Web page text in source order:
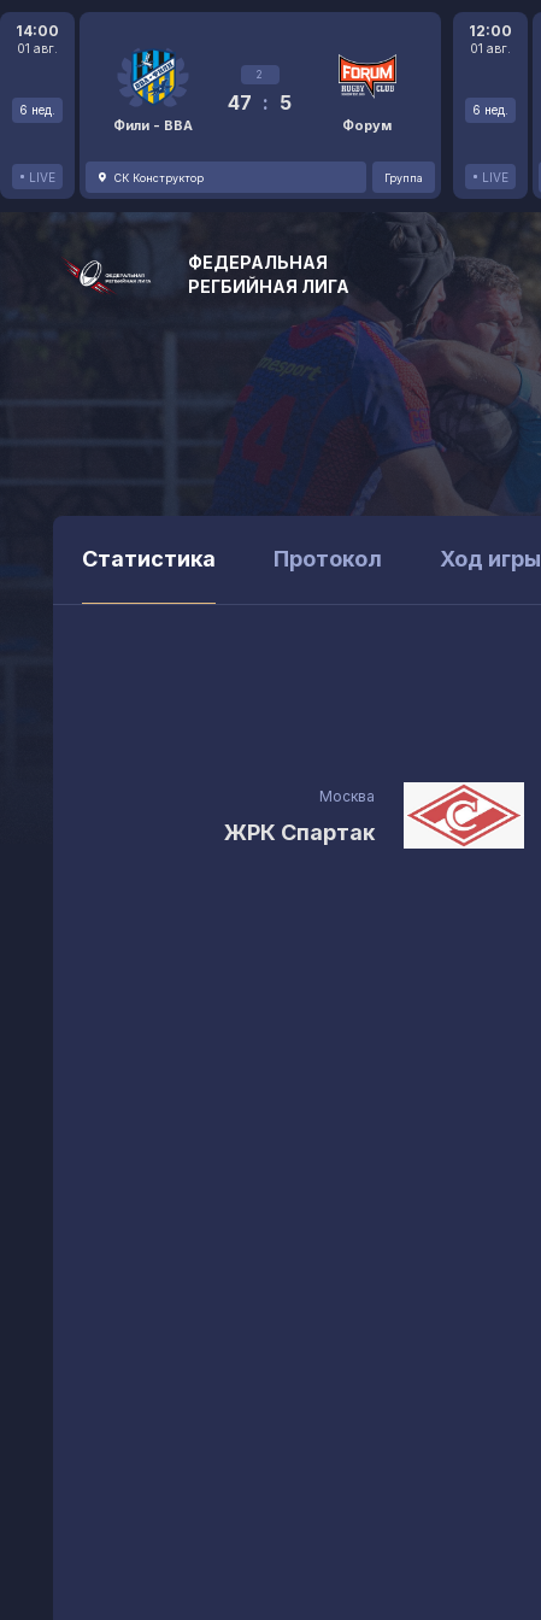
14:00
01 авг.
6 нед.
LIVE
Фили - ВВА
2
47 : 5
Форум
СК Конструктор Группа
12:00
01 авг.
6 нед.
LIVE
ФЕДЕРАЛЬНАЯ
РЕГБИЙНАЯ ЛИГА
Статистика Протокол Ход игры
Москва
ЖРК Спартак